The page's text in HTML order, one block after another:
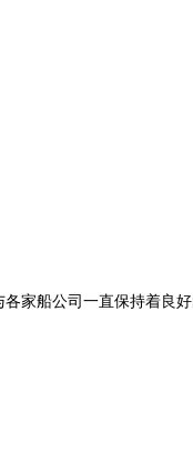
公司一直保持着良好的